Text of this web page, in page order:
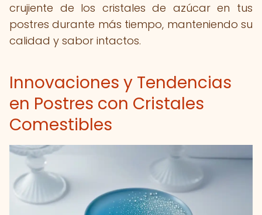
crujiente de los cristales de azúcar en tus
postres durante más tiempo, manteniendo su
calidad y sabor intactos.
Innovaciones y Tendencias
en Postres con Cristales
Comestibles